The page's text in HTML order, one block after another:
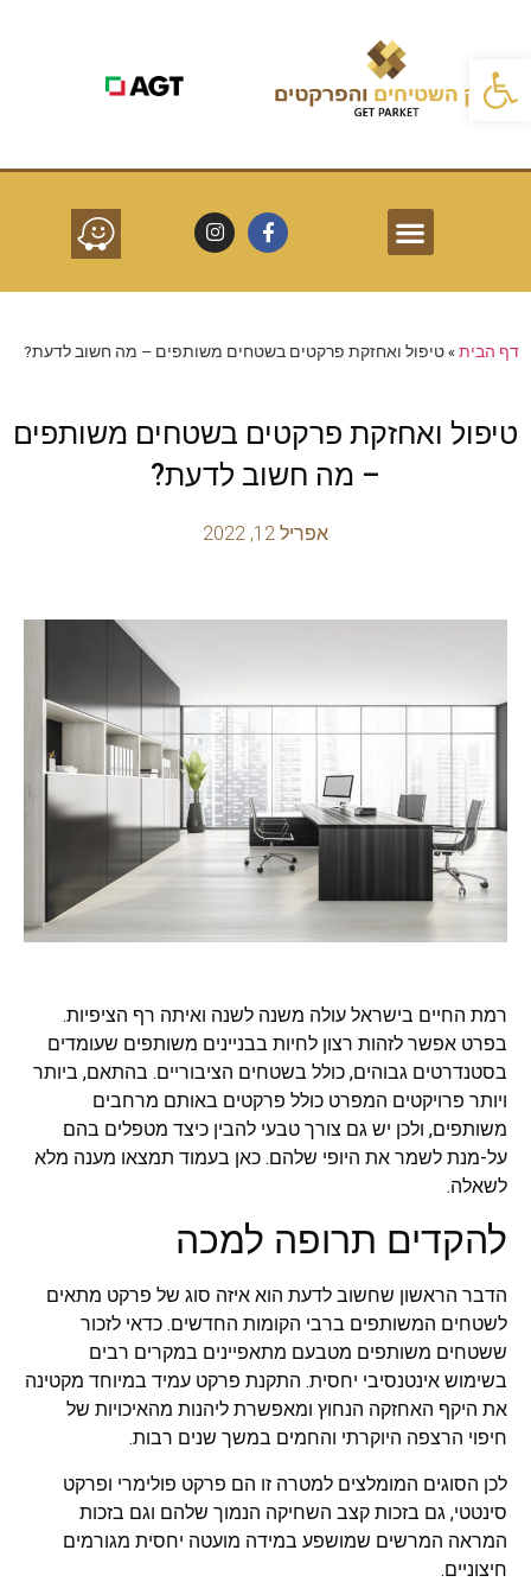
דף הבית»טיפול ואחזקת פרקטים בשטחים משותפים – מה חשוב לדעת?
טיפול ואחזקת פרקטים בשטחים משותפים
– מה חשוב לדעת?
אפריל 12, 2022
רמת החיים בישראל עולה משנה לשנה ואיתה רף הציפיות.
בפרט אפשר לזהות רצון לחיות בבניינים משותפים שעומדים
בסטנדרטים גבוהים, כולל בשטחים הציבוריים. בהתאם, ביותר
ויותר פרויקטים המפרט כולל פרקטים באותם מרחבים
משותפים, ולכן יש גם צורך טבעי להבין כיצד מטפלים בהם
על-מנת לשמר את היופי שלהם. כאן בעמוד תמצאו מענה מלא
לשאלה.
להקדים תרופה למכה
הדבר הראשון שחשוב לדעת הוא איזה סוג של פרקט מתאים
לשטחים המשותפים ברבי הקומות החדשים. כדאי לזכור
ששטחים משותפים מטבעם מתאפיינים במקרים רבים
בשימוש אינטנסיבי יחסית. התקנת פרקט עמיד במיוחד מקטינה
את היקף האחזקה הנחוץ ומאפשרת ליהנות מהאיכויות של
חיפוי הרצפה היוקרתי והחמים במשך שנים רבות.
לכן הסוגים המומלצים למטרה זו הם פרקט פולימרי ופרקט
סינטטי, גם בזכות קצב השחיקה הנמוך שלהם וגם בזכות
המראה המרשים שמושפע במידה מועטה יחסית מגורמים
חיצוניים.
פתח סרגל נגישות